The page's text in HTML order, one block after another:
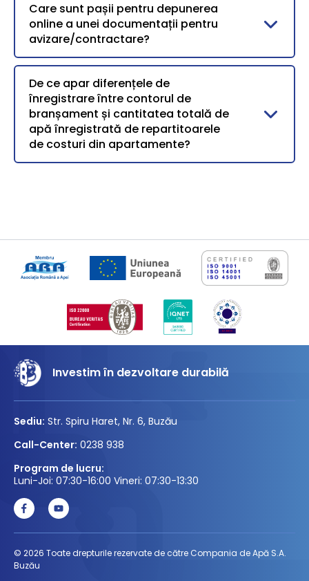
Care sunt pașii pentru depunerea
online a unei documentații pentru
avizare/contractare?
De ce apar diferențele de
înregistrare între contorul de
branșament și cantitatea totală de
apă înregistrată de repartitoarele
de costuri din apartamente?
Investim în dezvoltare durabilă
Sediu: Str. Spiru Haret, Nr. 6, Buzău
Call-Center: 0238 938
Program de lucru:
Luni-Joi: 07:30-16:00 Vineri: 07:30-13:30
© 2026 Toate drepturile rezervate de către Compania de Apă S.A.
Buzău